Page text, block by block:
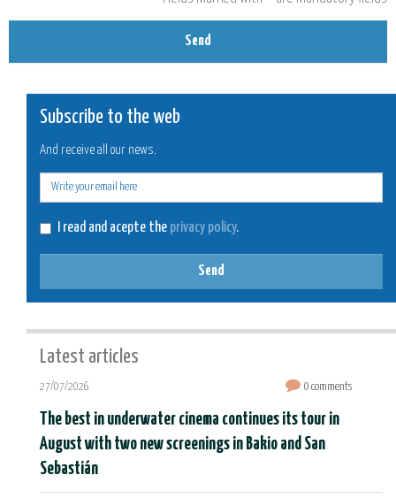
Send
Subscribe to the web
And receive all our news.
I read and acepte the privacy policy.
Send
Latest articles
27/07/2026 0 comments
The best in underwater cinema continues its tour in
August with two new screenings in Bakio and San
Sebastián